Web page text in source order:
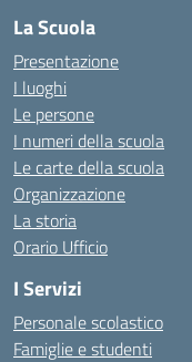
La Scuola
Presentazione
I luoghi
Le persone
I numeri della scuola
Le carte della scuola
Organizzazione
La storia
Orario Ufficio
I Servizi
Personale scolastico
Famiglie e studenti